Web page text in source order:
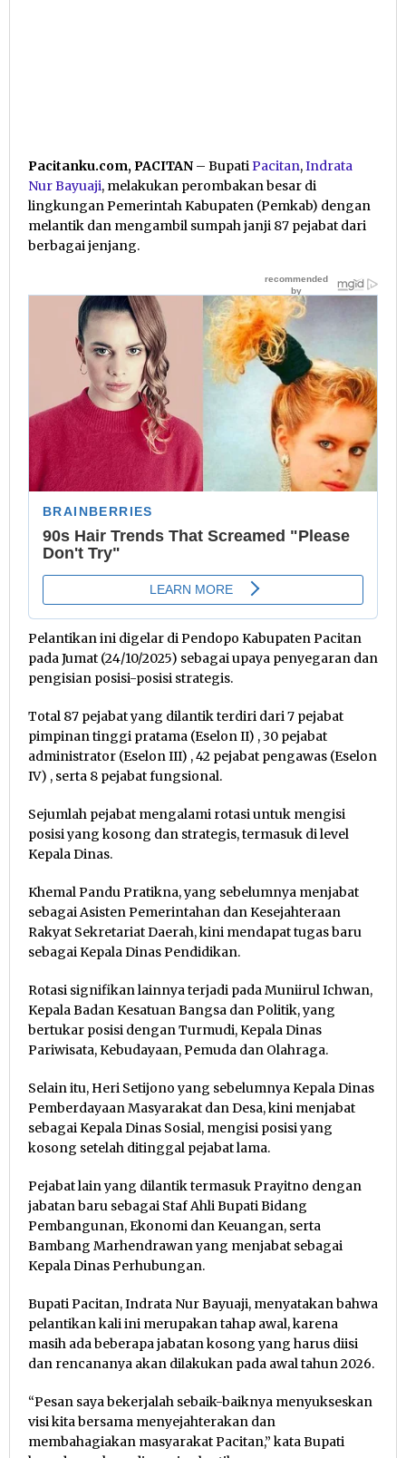
Pacitanku.com, PACITAN – BupatiPacitan,Indrata
Nur Bayuaji, melakukan perombakan besar di
lingkungan Pemerintah Kabupaten (Pemkab) dengan
melantik dan mengambil sumpah janji 87 pejabat dari
berbagai jenjang.
Pelantikan ini digelar di Pendopo Kabupaten Pacitan
pada Jumat (24/10/2025) sebagai upaya penyegaran dan
pengisian posisi-posisi strategis.
Total 87 pejabat yang dilantik terdiri dari 7 pejabat
pimpinan tinggi pratama (Eselon II) , 30 pejabat
administrator (Eselon III) , 42 pejabat pengawas (Eselon
IV) , serta 8 pejabat fungsional.
Sejumlah pejabat mengalami rotasi untuk mengisi
posisi yang kosong dan strategis, termasuk di level
Kepala Dinas.
Khemal Pandu Pratikna, yang sebelumnya menjabat
sebagai Asisten Pemerintahan dan Kesejahteraan
Rakyat Sekretariat Daerah, kini mendapat tugas baru
sebagai Kepala Dinas Pendidikan.
Rotasi signifikan lainnya terjadi pada Muniirul Ichwan,
Kepala Badan Kesatuan Bangsa dan Politik, yang
bertukar posisi dengan Turmudi, Kepala Dinas
Pariwisata, Kebudayaan, Pemuda dan Olahraga.
Selain itu, Heri Setijono yang sebelumnya Kepala Dinas
Pemberdayaan Masyarakat dan Desa, kini menjabat
sebagai Kepala Dinas Sosial, mengisi posisi yang
kosong setelah ditinggal pejabat lama.
Pejabat lain yang dilantik termasuk Prayitno dengan
jabatan baru sebagai Staf Ahli Bupati Bidang
Pembangunan, Ekonomi dan Keuangan, serta
Bambang Marhendrawan yang menjabat sebagai
Kepala Dinas Perhubungan.
Bupati Pacitan, Indrata Nur Bayuaji, menyatakan bahwa
pelantikan kali ini merupakan tahap awal, karena
masih ada beberapa jabatan kosong yang harus diisi
dan rencananya akan dilakukan pada awal tahun 2026.
“Pesan saya bekerjalah sebaik-baiknya menyukseskan
visi kita bersama menyejahterakan dan
membahagiakan masyarakat Pacitan,” kata Bupati